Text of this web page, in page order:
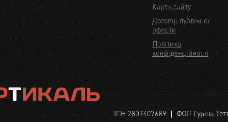
Карта сайту
Договір публічної
оферти
Політика
конфіденційності
ІПН 2807407689 ❘ ФОП Гуріна